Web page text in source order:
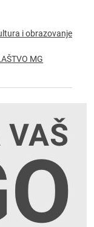
i obrazovanje
MG